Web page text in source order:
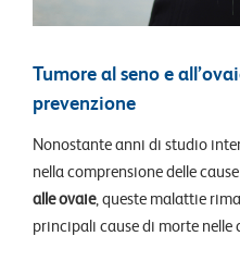
Tumore al seno e
prevenzione
Nonostante anni di studio
nella comprensione delle
alle ovaie, queste malattie
principali cause di morte nelle